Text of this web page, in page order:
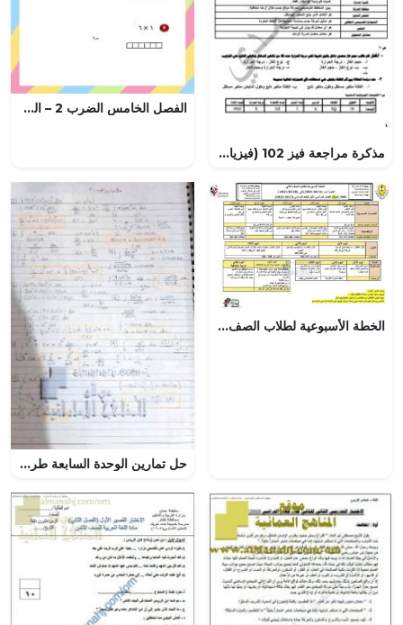
مذكرة مراجعة فيز 102 (فيزياء) الأول الثانوي
الفصل الخامس الضرب 2 – المنهاج السعودي
الخطة الأسبوعية لطلاب الصف الثاني من 24 10 الى 28 10 درسة الشعلة الخاصة, (المدارس) الثاني
حل تمارين الوحدة السابعة طرائق التكامل خط يد, (رياضيات) الثاني عشر المتقدم